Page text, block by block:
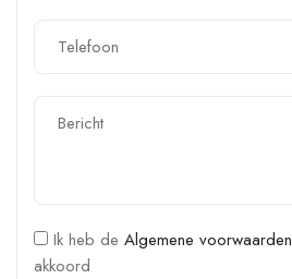
Ik heb de Algemene voorwaarden
akkoord